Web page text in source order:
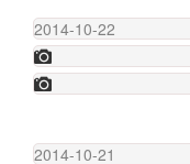
2014-10-22
2014-10-21